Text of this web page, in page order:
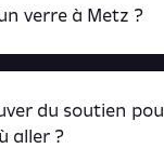
ces infos ici.
verre à Metz ?
du soutien
aller ?